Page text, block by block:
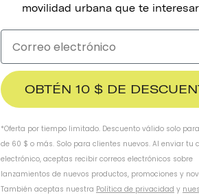
movilidad urbana que te
OBTÉN 10 $ DE
*Oferta por tiempo limitado. Descuento válido solo
de 60 $ o más. Solo para clientes nuevos. Al enviar tu
electrónico, aceptas recibir correos electrónicos sobre
lanzamientos de nuevos productos, promociones y
También aceptas nuestra Política de privacidad y